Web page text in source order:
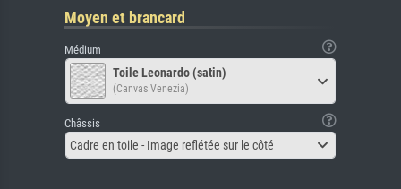
Moyen et brancard
Médium
Toile Leonardo (satin)
(Canvas Venezia)
Châssis
Cadre en toile - Image reflétée sur le côté